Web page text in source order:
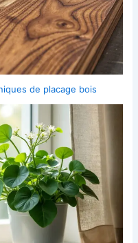
de placage bois